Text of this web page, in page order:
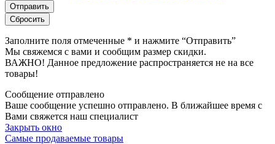
Заполните поля отмеченные * и нажмите “Отправить”
Мы свяжемся с вами и сообщим размер скидки.
ВАЖНО! Данное предложение распространяется не на все
товары!
Сообщение отправлено
Ваше сообщение успешно отправлено. В ближайшее время с
Вами свяжется наш специалист
Закрыть окно
Самые продаваемые товары